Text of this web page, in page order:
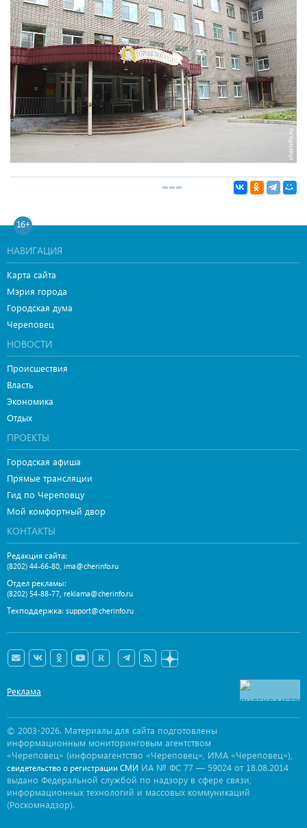
16+
НАВИГАЦИЯ
Карта сайта
Мэрия города
Городская дума
Череповец
НОВОСТИ
Происшествия
Власть
Экономика
Отдых
ПРОЕКТЫ
Городская афиша
Прямые трансляции
Гид по Череповцу
Мой комфортный двор
КОНТАКТЫ
Редакция сайта:
(8202) 44-66-80, ima@cherinfo.ru
Отдел рекламы:
(8202) 54-88-77, reklama@cherinfo.ru
Техподдержка: support@cherinfo.ru
Реклама
© 2003-2026. Материалы для сайта подготовлены
информационным мониторинговым агентством
«Череповец» (информагентство «Череповец», ИМА «Череповец»),
свидетельство о регистрации СМИ ИА № ФС 77 — 59024 от 18.08.2014
выдано Федеральной службой по надзору в сфере связи,
информационных технологий и массовых коммуникаций
(Роскомнадзор).